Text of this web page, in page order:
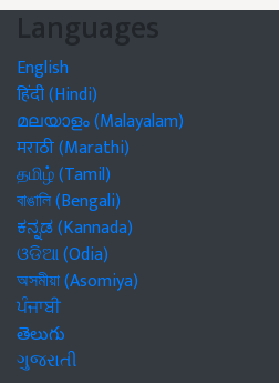
Languages
English
हिंदी (Hindi)
മലയാളം (Malayalam)
मराठी (Marathi)
தமிழ் (Tamil)
বাঙালি (Bengali)
ಕನ್ನಡ (Kannada)
ଓଡିଆ (Odia)
অসমীয়া (Asomiya)
ਪੰਜਾਬੀ
తెలుగు
ગુજરાતી